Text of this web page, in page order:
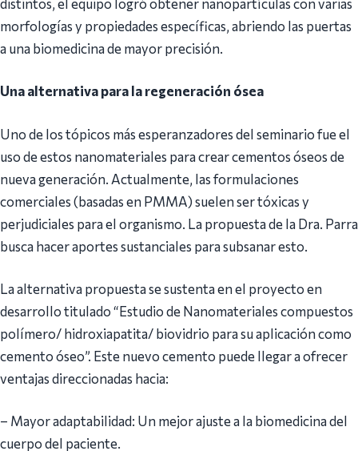
distintos, el equipo logró obtener nanopartículas con varias
morfologías y propiedades específicas, abriendo las puertas
a una biomedicina de mayor precisión.
Una alternativa para la regeneración ósea
​Uno de los tópicos más esperanzadores del seminario fue el
uso de estos nanomateriales para crear cementos óseos de
nueva generación. Actualmente, las formulaciones
comerciales (basadas en PMMA) suelen ser tóxicas y
perjudiciales para el organismo. La propuesta de la Dra. Parra
busca hacer aportes sustanciales para subsanar esto.
​La alternativa propuesta se sustenta en el proyecto en
desarrollo titulado “Estudio de Nanomateriales compuestos
polímero/ hidroxiapatita/ biovidrio para su aplicación como
cemento óseo”. Este nuevo cemento puede llegar a ofrecer
ventajas direccionadas hacia:
– ​Mayor adaptabilidad: Un mejor ajuste a la biomedicina del
cuerpo del paciente.